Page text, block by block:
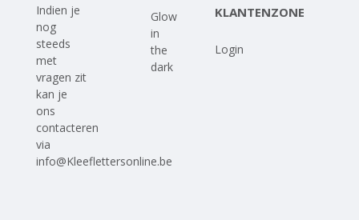
Indien je
nog
steeds
met
vragen zit
kan je
ons
contacteren
via
info@Kleeflettersonline.be
Glow
in
the
dark
KLANTENZONE
Login